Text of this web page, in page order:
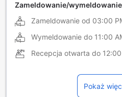
Zameldowanie/wymeldowanie
Zameldowanie od 03:00
Wymeldowanie do 11:00
Recepcja otwarta do
Pokaż